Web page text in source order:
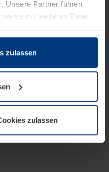
Unsere Partner führen
mit weiteren Daten
haben oder die
Dienste gesammelt
Seite unbedingt
Cookie-Typen benötigen
können Sie jederzeit
Website ändern oder
zulassen
zulassen